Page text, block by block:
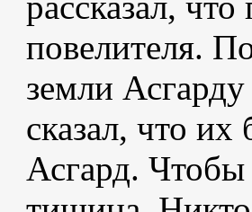
повелителя.
земли
сказал, что
Асгард. Чтобы